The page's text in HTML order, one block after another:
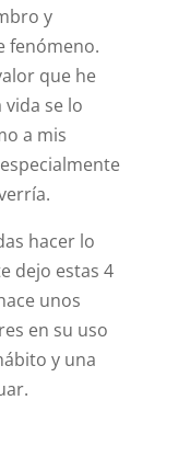
y
fenómeno.
que he
se lo
a mis
hacer lo
dejo estas 4
unos
en su uso
y una